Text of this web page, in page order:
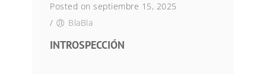
Posted on septiembre 15, 2025
/
BlaBla
INTROSPECCIÓN